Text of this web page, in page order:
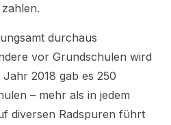
durchaus
vor Grundschulen wird
2018 gab es 250
– mehr als in jedem
diversen Radspuren führt